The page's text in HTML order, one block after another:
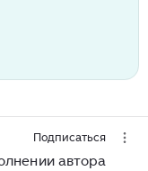
Подписаться
автора